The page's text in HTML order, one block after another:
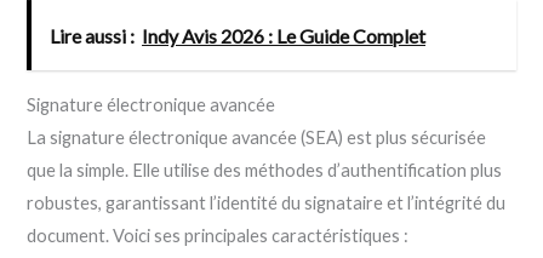
Lire aussi : Indy Avis 2026 : Le Guide Complet
Signature électronique avancée
La signature électronique avancée (SEA) est plus sécurisée
que la simple. Elle utilise des méthodes d’authentification plus
robustes, garantissant l’identité du signataire et l’intégrité du
document. Voici ses principales caractéristiques :